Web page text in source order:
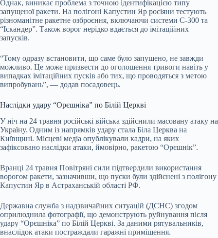
Однак, виникає проблема з точною ідентифікацією типу
запущеної ракети. На полігоні Капустин Яр росіяни тестують
різноманітне ракетне озброєння, включаючи системи С-300 та
“Іскандер”. Також ворог нерідко вдається до імітаційних
запусків.
“Тому одразу встановити, що саме було запущено, не завжди
можливо. Це може призвести до оголошення тривоги навіть у
випадках імітаційних пусків або тих, що проводяться з метою
випробувань”, — додав посадовець.
Наслідки удару “Орєшніка” по Білій Церкві
У ніч на 24 травня російські війська здійснили масовану атаку на
Україну. Одним із напрямків удару стала Біла Церква на
Київщині. Місцеві медіа опублікували кадри, на яких
зафіксовано наслідки атаки, ймовірно, ракетою “Орєшнік”.
Вранці 24 травня Повітряні сили підтвердили використання
ворогом ракети, зазначивши, що пуски були здійснені з полігону
Капустин Яр в Астраханській області РФ.
Державна служба з надзвичайних ситуацій (ДСНС) згодом
оприлюднила фотографії, що демонструють руйнування після
удару “Орєшніка” по Білій Церкві. За даними рятувальників,
внаслідок атаки постраждали гаражні приміщення.